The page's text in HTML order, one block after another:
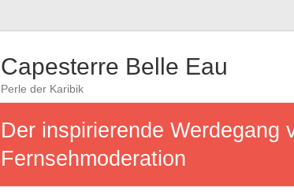
Capesterre Belle Eau
Perle der Karibik
Der inspirierende Werdegang
Fernsehmoderation